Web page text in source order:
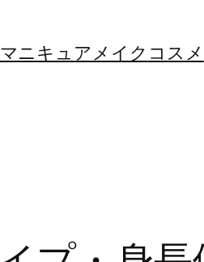
マニキュアメイク コスメ